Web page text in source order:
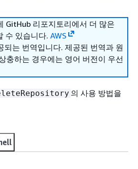
GitHub 리포지토리에서 더 많은
수 있습니다. AWS
되는 번역입니다. 제공된 번역과 원
충하는 경우에는 영어 버전이 우선
의 사용 방법을